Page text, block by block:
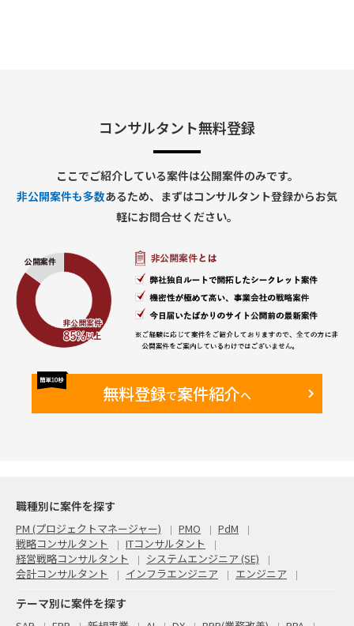
• 障害対応管理
• 業務整理
• 利用部門との各種調整
• 利用マニュアル整備
• 指示待ちではなく主体的に動ける方
• 複数案件を同時並行で管理できる方
• 課題を整理して関係者を巻き込める方
• 業務とシステム双方の観点で提案できる方
• ベンダー任せにせず推進できる方
コンサルタント無料登録
ここでご紹介している案件は公開案件のみです。
非公開案件も多数あるため、まずはコンサルタント登録からお気
軽にお問合せください。
無料登録で案件紹介へ
職種別に案件を探す
PM (プロジェクトマネージャー) PMO
PdM
戦略コンサルタント
ITコンサルタント
経営戦略コンサルタント
システムエンジニア (SE)
会計コンサルタント
インフラエンジニア エンジニア
テーマ別に案件を探す